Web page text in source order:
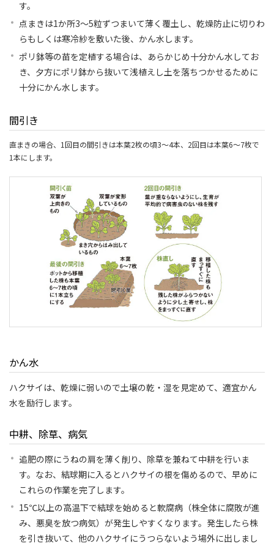
す。
点まきは1か所3～5粒ずつまいて薄く覆土し、乾燥防止に切りわ
らもしくは寒冷紗を敷いた後、かん水します。
ポリ鉢等の苗を定植する場合は、あらかじめ十分かん水してお
き、夕方にポリ鉢から抜いて浅植えし土を落ちつかせるために
十分にかん水します。
間引き
直まきの場合、1回目の間引きは本葉2枚の頃3～4本、2回目は本葉6～7枚で
1本にします。
かん水
ハクサイは、乾燥に弱いので土壌の乾・湿を見定めて、適宜かん
水を励行します。
中耕、除草、病気
追肥の際にうねの肩を薄く削り、除草を兼ねて中耕を行いま
す。なお、結球期に入るとハクサイの根を傷めるので、早めに
これらの作業を完了します。
15℃以上の高温下で結球を始めると軟腐病（株全体に腐敗が進
み、悪臭を放つ病気）が発生しやすくなります。発生したら株
を引き抜いて、他のハクサイにうつらないよう場外に出しまし